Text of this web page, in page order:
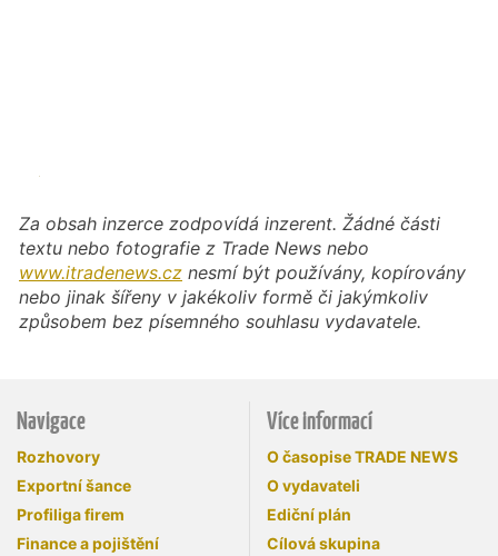
Za obsah inzerce zodpovídá inzerent. Žádné části
textu nebo fotografie z Trade News nebo
www.itradenews.cz nesmí být používány, kopírovány
nebo jinak šířeny v jakékoliv formě či jakýmkoliv
způsobem bez písemného souhlasu vydavatele.
Navigace
Rozhovory
Exportní šance
Profiliga firem
Finance a pojištění
Více informací
O časopise TRADE NEWS
O vydavateli
Ediční plán
Cílová skupina